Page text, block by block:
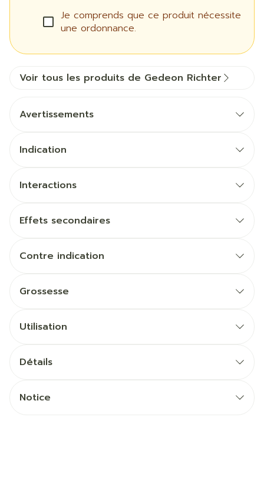
Je comprends que ce produit nécessite
une ordonnance.
Voir tous les produits de Gedeon Richter
Avertissements
Indication
Interactions
Effets secondaires
Contre indication
Grossesse
Utilisation
Détails
Notice